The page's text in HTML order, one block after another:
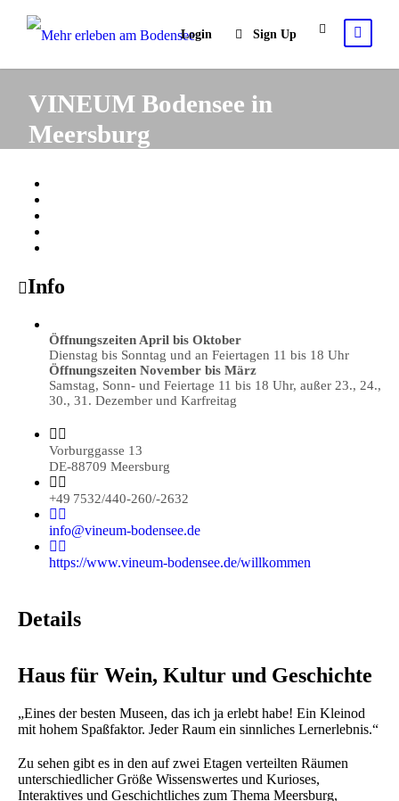
Login Sign Up
VINEUM Bodensee in
Meersburg
Info
Öffnungszeiten April bis Oktober
Dienstag bis Sonntag und an Feiertagen 11 bis 18 Uhr
Öffnungszeiten November bis März
Samstag, Sonn- und Feiertage 11 bis 18 Uhr, außer 23., 24.,
30., 31. Dezember und Karfreitag
Vorburggasse 13
DE-88709 Meersburg
+49 7532/440-260/-2632
info@vineum-bodensee.de
https://www.vineum-bodensee.de/willkommen
Details
Haus für Wein, Kultur und Geschichte
„Eines der besten Museen, das ich ja erlebt habe! Ein Kleinod
mit hohem Spaßfaktor. Jeder Raum ein sinnliches Lernerlebnis.“
Zu sehen gibt es in den auf zwei Etagen verteilten Räumen
unterschiedlicher Größe Wissenswertes und Kurioses,
Interaktives und Geschichtliches zum Thema Meersburg,